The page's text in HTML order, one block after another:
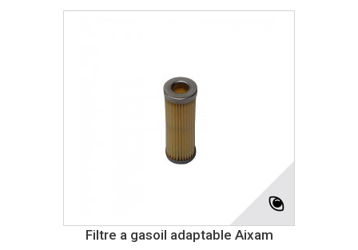
Filtre a gasoil adaptable Aixam